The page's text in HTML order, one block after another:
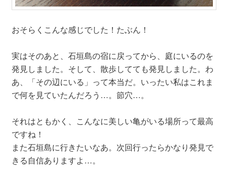
おそらくこんな感じでした！たぶん！
実はそのあと、石垣島の宿に戻ってから、庭にいるのを
発見しました。そして、散歩してても発見しました。わ
あ、「その辺にいる」って本当だ。いったい私はこれま
で何を見ていたんだろう…。節穴…。
それはともかく、こんなに美しい亀がいる場所って最高
ですね！
また石垣島に行きたいなあ。次回行ったらかなり発見で
きる自信ありますよ…。